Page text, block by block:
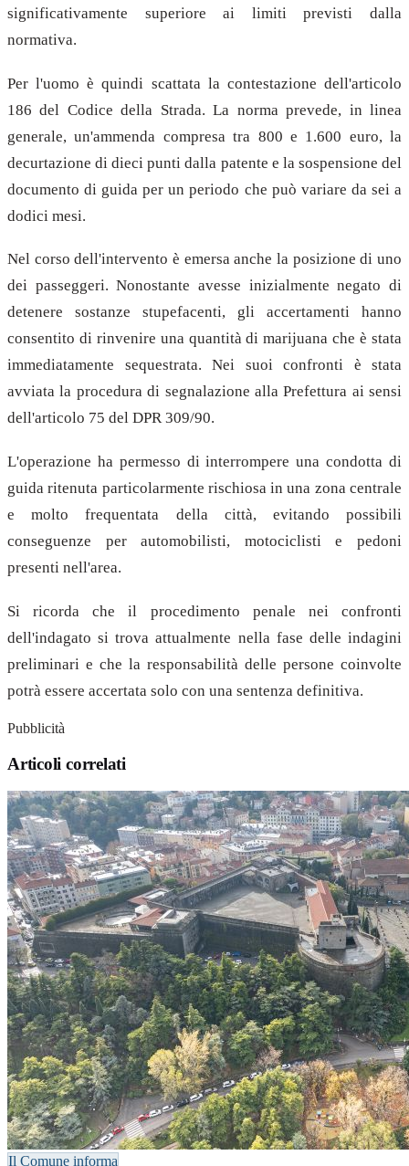
significativamente superiore ai limiti previsti dalla
normativa.
Per l'uomo è quindi scattata la contestazione dell'articolo
186 del Codice della Strada. La norma prevede, in linea
generale, un'ammenda compresa tra 800 e 1.600 euro, la
decurtazione di dieci punti dalla patente e la sospensione del
documento di guida per un periodo che può variare da sei a
dodici mesi.
Nel corso dell'intervento è emersa anche la posizione di uno
dei passeggeri. Nonostante avesse inizialmente negato di
detenere sostanze stupefacenti, gli accertamenti hanno
consentito di rinvenire una quantità di marijuana che è stata
immediatamente sequestrata. Nei suoi confronti è stata
avviata la procedura di segnalazione alla Prefettura ai sensi
dell'articolo 75 del DPR 309/90.
L'operazione ha permesso di interrompere una condotta di
guida ritenuta particolarmente rischiosa in una zona centrale
e molto frequentata della città, evitando possibili
conseguenze per automobilisti, motociclisti e pedoni
presenti nell'area.
Si ricorda che il procedimento penale nei confronti
dell'indagato si trova attualmente nella fase delle indagini
preliminari e che la responsabilità delle persone coinvolte
potrà essere accertata solo con una sentenza definitiva.
Pubblicità
Articoli correlati
Il Comune informa